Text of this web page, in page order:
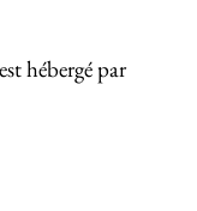
hébergé par